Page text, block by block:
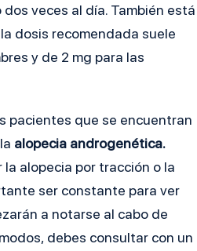
veces al día. También está
dosis recomendada suele
y de 2 mg para las
pacientes que se encuentran
alopecia androgenética.
alopecia por tracción o la
ser constante para ver
a notarse al cabo de
debes consultar con un